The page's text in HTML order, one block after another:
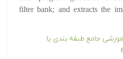
filter bank; and extracts the
جامع طبقه بندی یا